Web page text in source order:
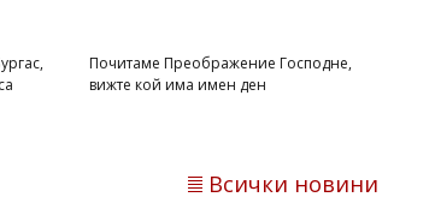
Михаил ДИМИТРОВ
Почитаме Преображение Господне,
вижте кой има имен ден
Всички новини